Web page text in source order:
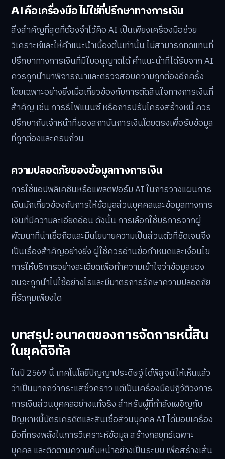
AI คือเครื่องมือ ไม่ใช่ที่ปรึกษาทางการเงิน
สิ่งสำคัญที่สุดที่ต้องจำไว้คือ AI เป็นเพียงเครื่องมือช่วย
วิเคราะห์และให้คำแนะนำเบื้องต้นเท่านั้น ไม่สามารถทดแทนที่
ปรึกษาทางการเงินที่มีใบอนุญาตได้ คำแนะนำที่ได้รับจาก AI
ควรถูกนำมาพิจารณาและตรวจสอบความถูกต้องอีกครั้ง
โดยเฉพาะอย่างยิ่งเมื่อเกี่ยวข้องกับการตัดสินใจทางการเงินที่
สำคัญ เช่น การรีไฟแนนซ์ หรือการปรับโครงสร้างหนี้ ควร
ปรึกษากับเจ้าหน้าที่ของสถาบันการเงินโดยตรงเพื่อรับข้อมูล
ที่ถูกต้องและครบถ้วน
ความปลอดภัยของข้อมูลทางการเงิน
การใช้แอปพลิเคชันหรือแพลตฟอร์ม AI ในการวางแผนการ
เงินมักเกี่ยวข้องกับการให้ข้อมูลส่วนบุคคลและข้อมูลทางการ
เงินที่มีความละเอียดอ่อน ดังนั้น การเลือกใช้บริการจากผู้
พัฒนาที่น่าเชื่อถือและมีนโยบายความเป็นส่วนตัวที่ชัดเจนจึง
เป็นเรื่องสำคัญอย่างยิ่ง ผู้ใช้ควรอ่านข้อกำหนดและเงื่อนไข
การให้บริการอย่างละเอียดเพื่อทำความเข้าใจว่าข้อมูลของ
ตนจะถูกนำไปใช้อย่างไรและมีมาตรการรักษาความปลอดภัย
ที่รัดกุมเพียงใด
บทสรุป: อนาคตของการจัดการหนี้สิน
ในยุคดิจิทัล
ในปี 2569 นี้ เทคโนโลยีปัญญาประดิษฐ์ได้พิสูจน์ให้เห็นแล้ว
ว่าเป็นมากกว่ากระแสชั่วคราว แต่เป็นเครื่องมือปฏิวัติวงการ
การเงินส่วนบุคคลอย่างแท้จริง สำหรับผู้ที่กำลังเผชิญกับ
ปัญหาหนี้บัตรเครดิตและสินเชื่อส่วนบุคคล AI ได้มอบเครื่อง
มือที่ทรงพลังในการวิเคราะห์ข้อมูล สร้างกลยุทธ์เฉพาะ
บุคคล และติดตามความคืบหน้าอย่างเป็นระบบ เพื่อสร้างเส้น